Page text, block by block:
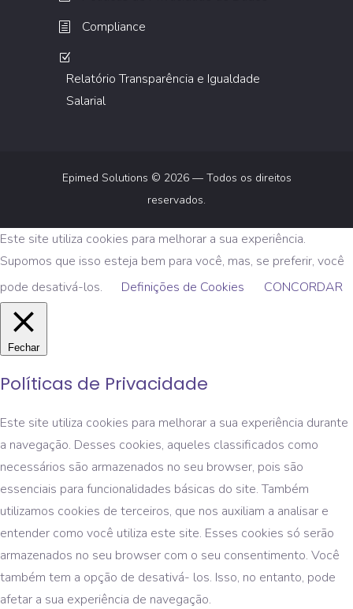
Compliance
Relatório Transparência e Igualdade
Salarial
Epimed Solutions © 2026 — Todos os direitos
reservados.
Este site utiliza cookies para melhorar a sua experiência.
Supomos que isso esteja bem para você, mas, se preferir, você
pode desativá-los.
Definições de Cookies CONCORDAR
Fechar
Políticas de Privacidade
Este site utiliza cookies para melhorar a sua experiência durante
a navegação. Desses cookies, aqueles classificados como
necessários são armazenados no seu browser, pois são
essenciais para funcionalidades básicas do site. Também
utilizamos cookies de terceiros, que nos auxiliam a analisar e
entender como você utiliza este site. Esses cookies só serão
armazenados no seu browser com o seu consentimento. Você
também tem a opção de desativá- los. Isso, no entanto, pode
afetar a sua experiência de navegação.